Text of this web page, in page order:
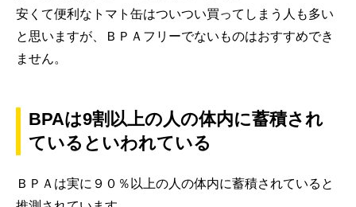
安くて便利なトマト缶はついつい買ってしまう人も多い
と思いますが、ＢＰＡフリーでないものはおすすめでき
ません。
BPAは9割以上の人の体内に蓄積され
ているといわれている
ＢＰＡは実に９０％以上の人の体内に蓄積されていると